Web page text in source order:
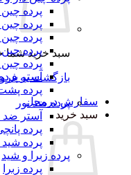
سبد خرید شما خالی است.
بازگشت به فروشگاه
درمحل
خرید
پرده چین لیفه ای
پرده چین مینیمال
پرده چین قیفی
پرده چین پلیسه
پرده چین مدادی
آستر پرده
پرده پشت پنجره ای
پرده ضد نور
آستر ضد نور
پرده پانچی ضد نور
پرده شید ضد نور
پرده زبرا و شید
پرده زبرا